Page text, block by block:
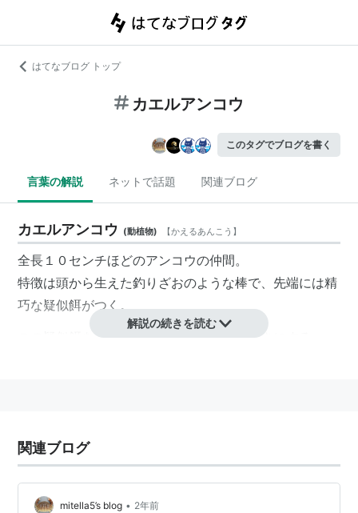
はてなブログ トップ
カエルアンコウ
このタグでブログを書く
言葉の解説 ネットで話題 関連ブログ
カエルアンコウ (動植物) 【かえるあんこう 】
全長１０センチほどのアンコウの仲間。
特徴は頭から生えた釣りざおのような棒で、先端には精
巧な疑似餌がつく。
この疑似餌を動かして魚をおびき寄せ、えさにする。
解説の続きを読む
関連ブログ
mitella5’s blog • 2年前